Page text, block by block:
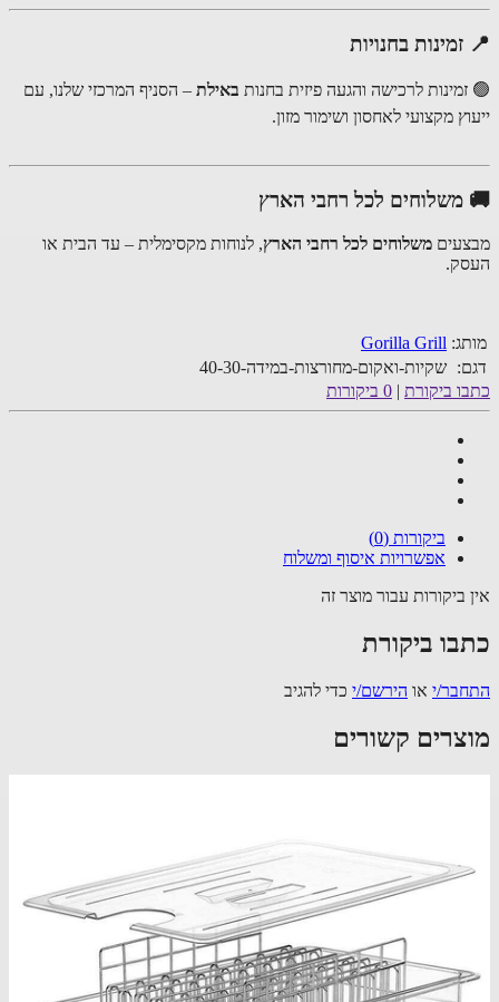
בחנויות
לרכישה והגעה פיזית בחנותבאילת– הסניף המרכזי שלנו, עם
מקצועי לאחסון ושימור מזון.
לכל רחבי הארץ
משלוחים לכל רחבי הארץ, לנוחות מקסימלית – עד הבית או
Gorilla Grill
שקיות-ואקום-מחורצות-במידה-40-30
ביקורת|0 ביקורות
ביקורות (0)
אפשרויות איסוף ומשלוח
ביקורות עבור מוצר זה
ביקורת
יאוהירשם/יכדי להגיב
קשורים